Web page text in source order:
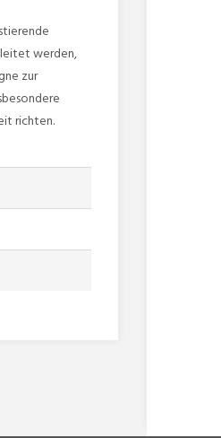
werden,
zur
richten.